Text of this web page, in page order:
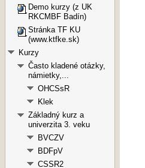
Demo kurzy (z UK
RKCMBF Badín)
Stránka TF KU
(www.ktfke.sk)
Kurzy
Často kladené otázky,
námietky,...
OHCSsR
Klek
Základný kurz a
univerzita 3. veku
BVCZV
BDFpV
CSSR2